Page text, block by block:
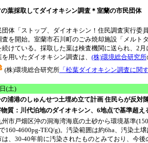
葉採取してダイオキシン調査＊室蘭の市民団体
体「ストップ、ダイオキシン！住民調査実行委
査を開始。室蘭市石川町のごみ焼却施設「メルト
続けている。採取した葉は検査機関に送られ、2
用いたダイオキシン調査は、 (株)環境総合研究所
(株)環境総合研究所「松葉ダイオキシン調査に関
(土)
浦港のしゅんせつ土埋め立て計画 住民らが反対
質：川代泊地のダイオキシン、6地点で基準超
市戸畑区沖の洞海湾海底の土砂から環境基準
160-4600pg-TEQ/g)。汚染範囲は約6ha、汚染土
は、30-40年前に汚染されたものとみており、今